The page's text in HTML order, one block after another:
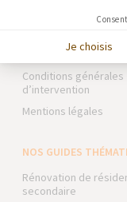
Foire aux Questions
Conditions générales
d’intervention
Mentions légales
NOS GUIDES
Rénovation de
secondaire
Je choisis